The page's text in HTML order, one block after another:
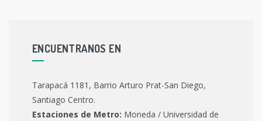
ENCUENTRANOS EN
Tarapacá 1181, Barrio Arturo Prat-San Diego,
Santiago Centro.
Estaciones de Metro: Moneda / Universidad de